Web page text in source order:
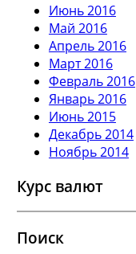
Июнь 2016
Май 2016
Апрель 2016
Март 2016
Февраль 2016
Январь 2016
Июнь 2015
Декабрь 2014
Ноябрь 2014
Курс валют
Поиск